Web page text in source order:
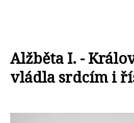
Alžběta I. -
vládla srdcím i